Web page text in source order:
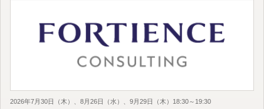
2026年7月30日（木）、8月26日（水）、9月29日（木）18:30～19:30